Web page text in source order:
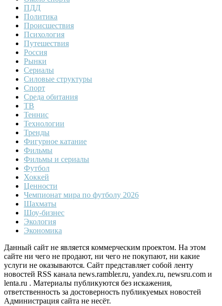
ПДД
Политика
Происшествия
Психология
Путешествия
Россия
Рынки
Сериалы
Силовые структуры
Спорт
Среда обитания
ТВ
Теннис
Технологии
Тренды
Фигурное катание
Фильмы
Фильмы и сериалы
Футбол
Хоккей
Ценности
Чемпионат мира по футболу 2026
Шахматы
Шоу-бизнес
Экология
Экономика
Данный сайт не является коммерческим проектом. На этом
сайте ни чего не продают, ни чего не покупают, ни какие
услуги не оказываются. Сайт представляет собой ленту
новостей RSS канала news.rambler.ru, yandex.ru, newsru.com и
lenta.ru . Материалы публикуются без искажения,
ответственность за достоверность публикуемых новостей
Администрация сайта не несёт.